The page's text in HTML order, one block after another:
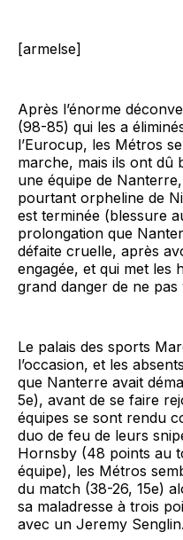
[armelse]
Après l’énorme
(98-85) qui les a
l’Eurocup, les Métros
marche, mais ils ont dû
une équipe de
pourtant orpheline de
est terminée (blessure
prolongation que
défaite cruelle, après
engagée, et qui met les
grand danger de ne
Le palais des sports
l’occasion, et les
que Nanterre avait
5e), avant de se faire
équipes se sont rendu
duo de feu de leurs
Hornsby (48 points au
équipe), les Métros
du match (38-26, 15e)
sa maladresse à trois
avec un Jeremy